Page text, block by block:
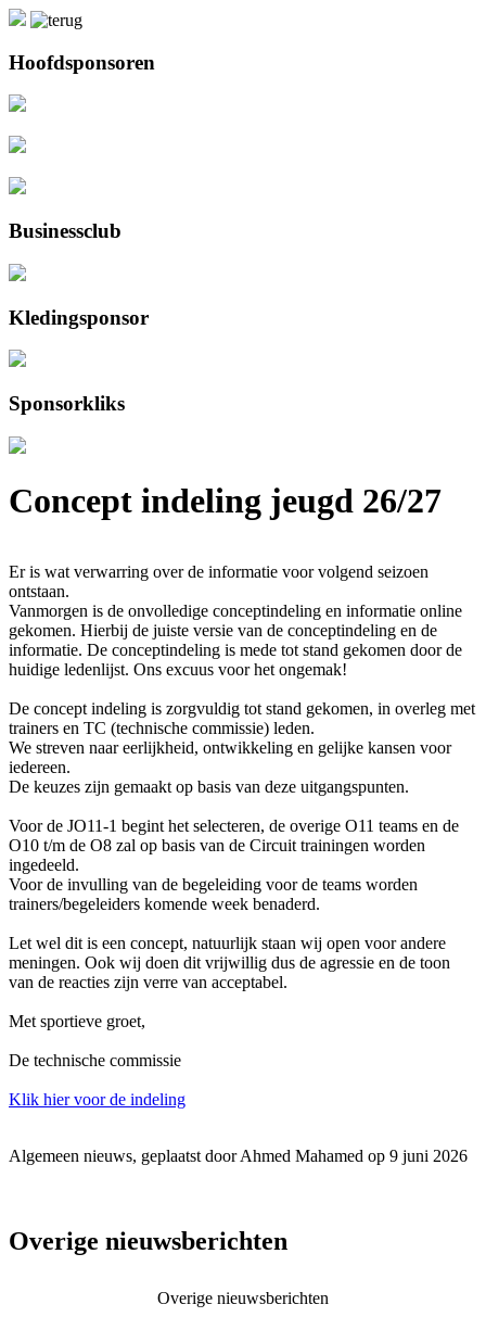
Hoofdsponsoren
Businessclub
Kledingsponsor
Sponsorkliks
Concept indeling jeugd 26/27
Er is wat verwarring over de informatie voor volgend seizoen
ontstaan.
Vanmorgen is de onvolledige conceptindeling en informatie online
gekomen. Hierbij de juiste versie van de conceptindeling en de
informatie. De conceptindeling is mede tot stand gekomen door de
huidige ledenlijst. Ons excuus voor het ongemak!
De concept indeling is zorgvuldig tot stand gekomen, in overleg met
trainers en TC (technische commissie) leden.
We streven naar eerlijkheid, ontwikkeling en gelijke kansen voor
iedereen.
De keuzes zijn gemaakt op basis van deze uitgangspunten.
Voor de JO11-1 begint het selecteren, de overige O11 teams en de
O10 t/m de O8 zal op basis van de Circuit trainingen worden
ingedeeld.
Voor de invulling van de begeleiding voor de teams worden
trainers/begeleiders komende week benaderd.
Let wel dit is een concept, natuurlijk staan wij open voor andere
meningen. Ook wij doen dit vrijwillig dus de agressie en de toon
van de reacties zijn verre van acceptabel.
Met sportieve groet,
De technische commissie
Klik hier voor de indeling
Algemeen nieuws, geplaatst door Ahmed Mahamed op 9 juni 2026
Overige nieuwsberichten
Overige nieuwsberichten